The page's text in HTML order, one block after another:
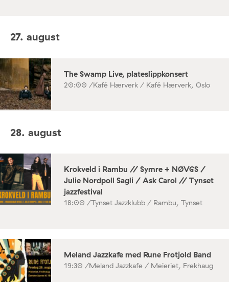
27. august
The Swamp Live, plateslippkonsert
20:00 /Kafé Hærverk / Kafé Hærverk, Oslo
28. august
Krokveld i Rambu // Symre + NØVGS /
Julie Nordpoll Sagli / Ask Carol // Tynset
jazzfestival
18:00 /Tynset Jazzklubb / Rambu, Tynset
Meland Jazzkafe med Rune Frotjold Band
19:30 /Meland Jazzkafe / Meieriet, Frekhaug